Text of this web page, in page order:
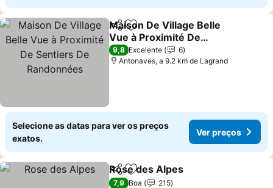
PartilharAdicionar aos favoritos
Maison De Village Belle
Vue à Proximité De
Sentiers De Randonnées
Ver preços
9,8 Excelente
6
Antonaves, a 9.2 km de Lagrand
Selecione as datas para ver os preços
exatos.
Ver preços
PartilharAdicionar aos favoritos
Rose des Alpes
7,9 Boa
215